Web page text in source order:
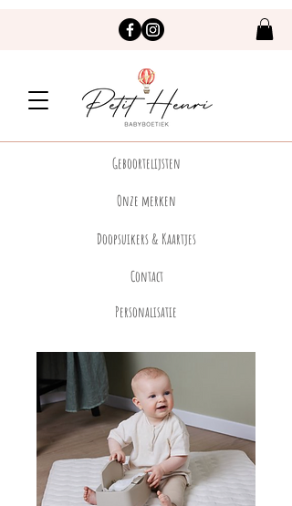
Geboortelijsten
Onze merken
Doopsuikers & Kaartjes
Contact
Personalisatie